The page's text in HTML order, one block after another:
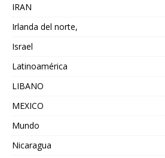
IRAN
Irlanda del norte,
Israel
Latinoamérica
LIBANO
MEXICO
Mundo
Nicaragua